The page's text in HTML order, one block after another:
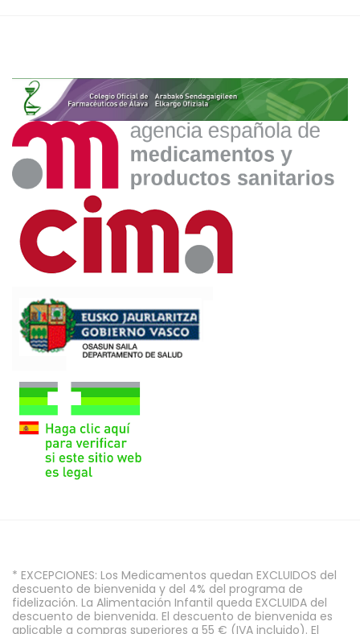
* EXCEPCIONES: Los Medicamentos quedan EXCLUIDOS del
descuento de bienvenida y del 4% del programa de
fidelización. La Alimentación Infantil queda EXCLUIDA del
descuento de bienvenida. El descuento de bienvenida es
aplicable a compras superiores a 55 € (IVA incluido). El